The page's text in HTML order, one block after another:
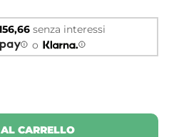
senza interessi
o
CARRELLO